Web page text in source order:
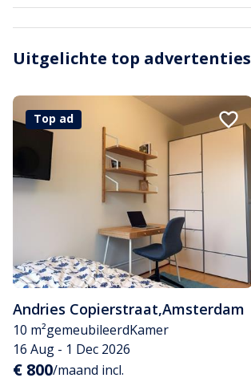
Uitgelichte top advertenties
Top ad
Andries Copierstraat,Amsterdam
10 m²gemeubileerdKamer
16 Aug - 1 Dec 2026
€ 800/maand incl.